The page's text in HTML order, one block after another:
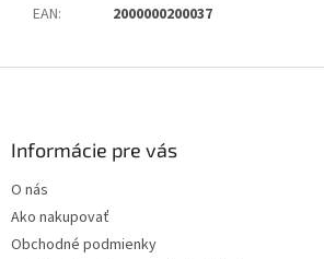
EAN: 2000000200037
Informácie pre vás
O nás
Ako nakupovať
Obchodné podmienky